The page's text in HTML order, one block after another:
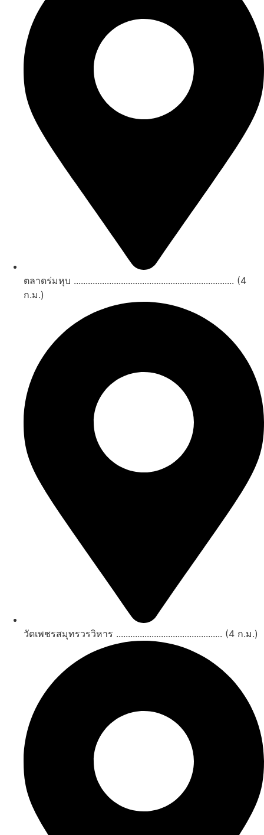
ตลาดร่มหุบ .................................................................... (4
ก.ม.)
วัดเพชรสมุทรวรวิหาร ............................................. (4 ก.ม.)